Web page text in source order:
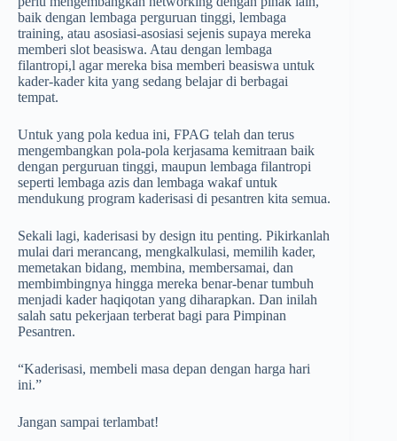
baik dengan lembaga perguruan tinggi, lembaga
training, atau asosiasi-asosiasi sejenis supaya mereka
memberi slot beasiswa. Atau dengan lembaga
filantropi,l agar mereka bisa memberi beasiswa untuk
kader-kader kita yang sedang belajar di berbagai
tempat.
Untuk yang pola kedua ini, FPAG telah dan terus
mengembangkan pola-pola kerjasama kemitraan baik
dengan perguruan tinggi, maupun lembaga filantropi
seperti lembaga azis dan lembaga wakaf untuk
mendukung program kaderisasi di pesantren kita semua.
Sekali lagi, kaderisasi by design itu penting. Pikirkanlah
mulai dari merancang, mengkalkulasi, memilih kader,
memetakan bidang, membina, membersamai, dan
membimbingnya hingga mereka benar-benar tumbuh
menjadi kader haqiqotan yang diharapkan. Dan inilah
salah satu pekerjaan terberat bagi para Pimpinan
Pesantren.
“Kaderisasi, membeli masa depan dengan harga hari
ini.”
Jangan sampai terlambat!